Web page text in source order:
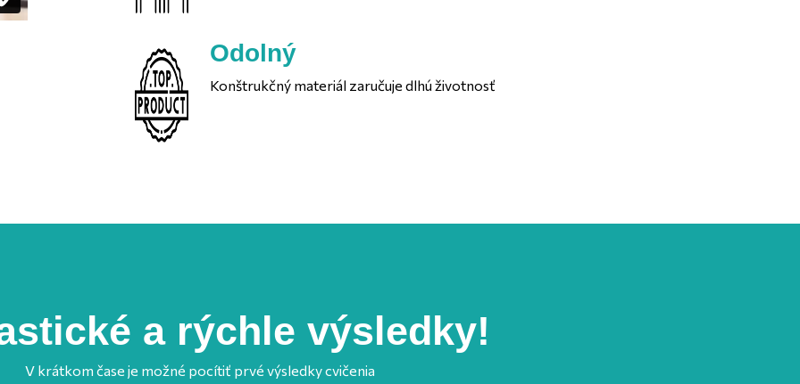
Odolný
Konštrukčný materiál zaručuje dlhú životnosť
a rýchle výsledky!
V krátkom čase je možné pocítiť prvé výsledky cvičenia